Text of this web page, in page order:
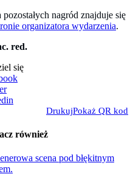
pozostałych nagród znajduje się
organizatora wydarzenia.
red.
się
DrukujPokaż QR kod
również